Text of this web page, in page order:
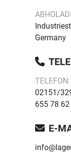
Germany
TELEFON:
02151/
655 78 62
E-